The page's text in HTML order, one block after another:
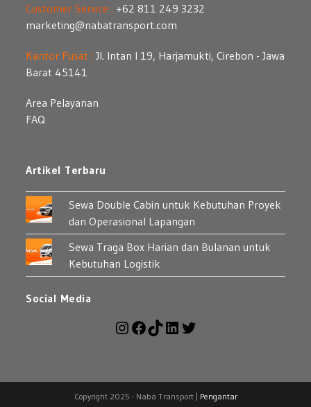
Customer Service : +62 811 249 3232
marketing@nabatransport.com
Kantor Pusat : Jl. Intan I 19, Harjamukti, Cirebon - Jawa
Barat 45141
Area Pelayanan
FAQ
Artikel Terbaru
Sewa Double Cabin untuk Kebutuhan Proyek
dan Operasional Lapangan
Sewa Traga Box Harian dan Bulanan untuk
Kebutuhan Logistik
Social Media
Instagram
Facebook
TikTokLinkedIn
Copyright 2025 - Naba Transport | Pengantar